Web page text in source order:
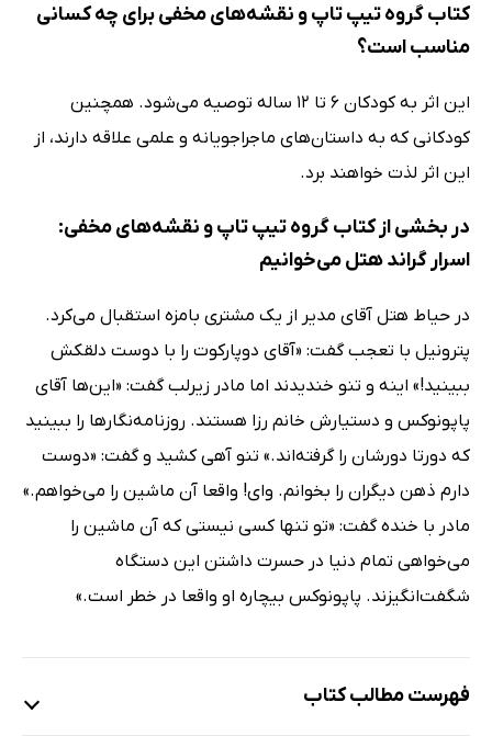
کتاب گروه تیپ‌ تاپ و نقشه‌های مخفی برای چه کسانی
مناسب است؟
این اثر به کودکان 6 تا 12 ساله توصیه می‌شود. همچنین
کودکانی که به داستان‌های ماجراجویانه و علمی علاقه دارند، از
این اثر لذت خواهند برد.
در بخشی از کتاب گروه تیپ‌ تاپ و نقشه‌های مخفی:
اسرار گراند هتل می‌خوانیم
در حیاط هتل آقای مدیر از یک مشتری بامزه استقبال می‌کرد.
پترونیل با تعجب گفت: «آقای دوپارکوت را با دوست دلقکش
ببینید!» اینه و تنو خندیدند اما مادر زیرلب گفت: «این‌ها آقای
پاپونوکس و دستیارش خانم رزا هستند. روزنامه‌نگارها را ببینید
که دورتا دورشان را گرفته‌اند.» تنو آهی کشید و گفت: «دوست
دارم ذهن دیگران را بخوانم. وای! واقعا آن ماشین را می‌خواهم.»
مادر با خنده گفت: «تو تنها کسی نیستی که آن ماشین را
می‌خواهی تمام دنیا در حسرت داشتن این دستگاه
شگفت‌انگیزند. پاپونوکس بیچاره او واقعا در خطر است.»
فهرست مطالب کتاب